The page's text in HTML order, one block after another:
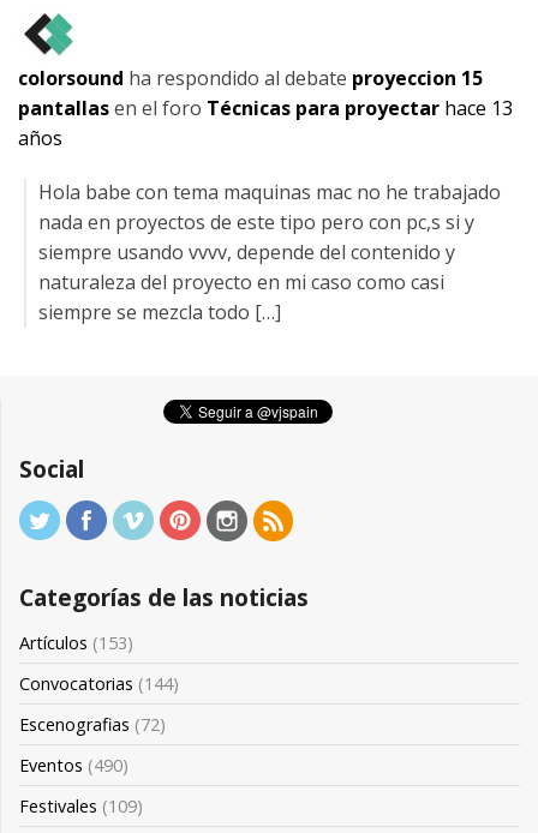
colorsound ha respondido al debate proyeccion 15
pantallasen el foro Técnicas para proyectar hace 13
años
Hola babe con tema maquinas mac no he trabajado
nada en proyectos de este tipo pero con pc,s si y
siempre usando vvvv, depende del contenido y
naturaleza del proyecto en mi caso como casi
siempre se mezcla todo […]
Social
Categorías de las noticias
Artículos (153)
Convocatorias (144)
Escenografias (72)
Eventos (490)
Festivales (109)